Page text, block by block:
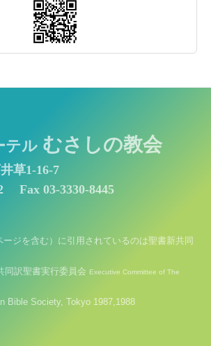
テル むさしの教会
草1-16-7
Fax 03-3330-8445
ジを含む）に引用されているのは聖書新共同
訳聖書実行委員会 Executive Committee of The
Bible Society, Tokyo 1987,1988